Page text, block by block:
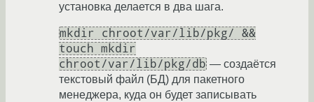
установка делается в два шага.
mkdir chroot/var/lib/pkg/ &&
touch mkdir
chroot/var/lib/pkg/db — создаётся
текстовый файл (БД) для пакетного
менеджера, куда он будет записывать